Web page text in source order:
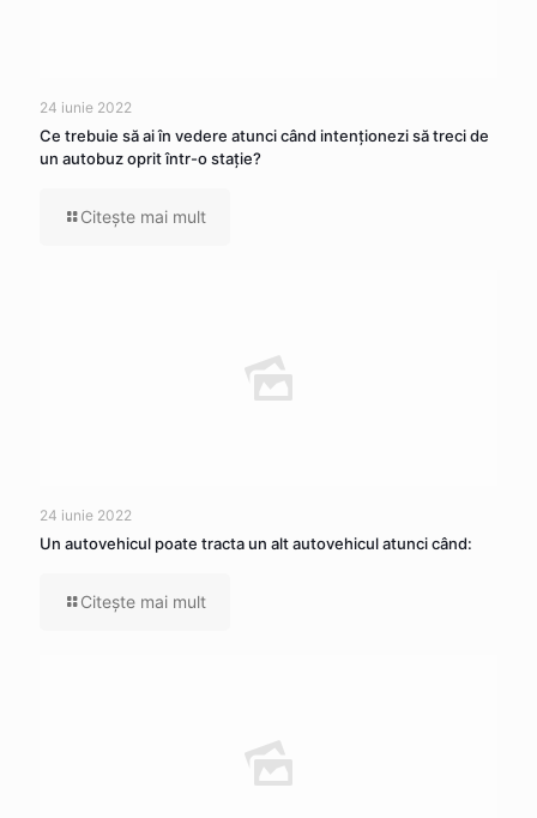
24 iunie 2022
Ce trebuie să ai în vedere atunci când intenţionezi să treci de
un autobuz oprit într-o staţie?
Citeşte mai mult
24 iunie 2022
Un autovehicul poate tracta un alt autovehicul atunci când:
Citeşte mai mult